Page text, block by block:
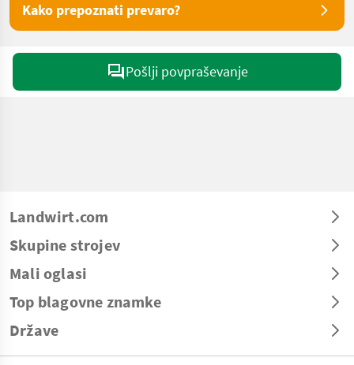
Kako prepoznati prevaro?
Pošlji povpraševanje
Landwirt.com
Skupine strojev
Mali oglasi
Top blagovne znamke
Države